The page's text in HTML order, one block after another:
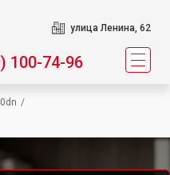
улица Ленина, 62
100-74-96
/